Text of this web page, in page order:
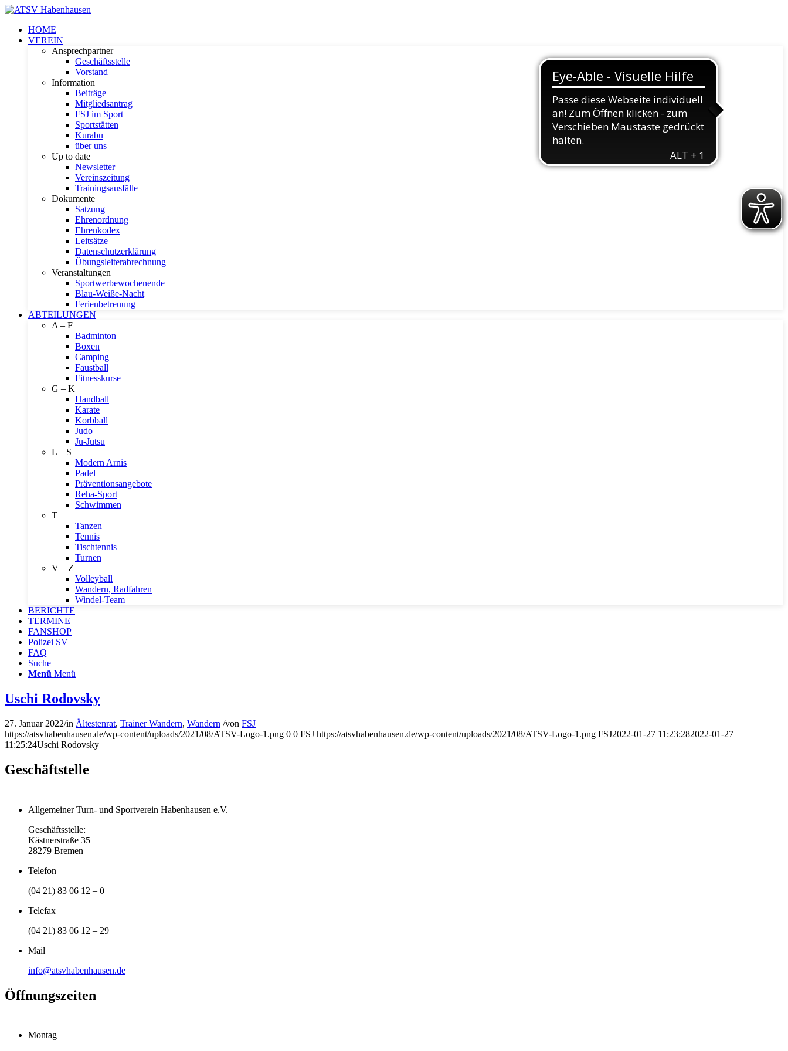
HOME
VEREIN
Ansprechpartner
Geschäftsstelle
Vorstand
Information
Beiträge
Mitgliedsantrag
FSJ im Sport
Sportstätten
Kurabu
über uns
Up to date
Newsletter
Vereinszeitung
Trainingsausfälle
Dokumente
Satzung
Ehrenordnung
Ehrenkodex
Leitsätze
Datenschutzerklärung
Übungsleiterabrechnung
Veranstaltungen
Sportwerbewochenende
Blau-Weiße-Nacht
Ferienbetreuung
ABTEILUNGEN
A – F
Badminton
Boxen
Camping
Faustball
Fitnesskurse
G – K
Handball
Karate
Korbball
Judo
Ju-Jutsu
L – S
Modern Arnis
Padel
Präventionsangebote
Reha-Sport
Schwimmen
T
Tanzen
Tennis
Tischtennis
Turnen
V – Z
Volleyball
Wandern, Radfahren
Windel-Team
BERICHTE
TERMINE
FANSHOP
Polizei SV
FAQ
Suche
Menü Menü
Uschi Rodovsky
27. Januar 2022/in Ältestenrat, Trainer Wandern, Wandern /von FSJ
https://atsvhabenhausen.de/wp-content/uploads/2021/08/ATSV-Logo-1.png 0 0 FSJ https://atsvhabenhausen.de/wp-content/uploads/2021/08/ATSV-Logo-1.png FSJ2022-01-27 11:23:282022-01-27
11:25:24Uschi Rodovsky
Geschäftstelle
Allgemeiner Turn- und Sportverein Habenhausen e.V.
Geschäftsstelle:
Kästnerstraße 35
28279 Bremen
Telefon
(04 21) 83 06 12 – 0
Telefax
(04 21) 83 06 12 – 29
Mail
info@atsvhabenhausen.de
Öffnungszeiten
Montag